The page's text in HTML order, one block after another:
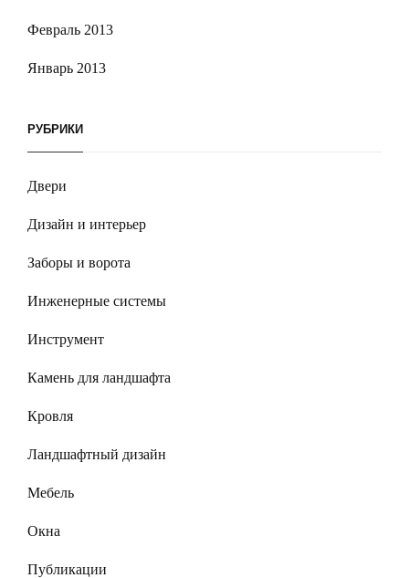
Февраль 2013
Январь 2013
РУБРИКИ
Двери
Дизайн и интерьер
Заборы и ворота
Инженерные системы
Инструмент
Камень для ландшафта
Кровля
Ландшафтный дизайн
Мебель
Окна
Публикации